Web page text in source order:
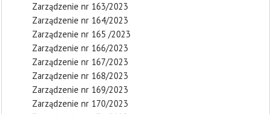
Zarządzenie nr 163/2023
Zarządzenie nr 164/2023
Zarządzenie nr 165 /2023
Zarządzenie nr 166/2023
Zarządzenie nr 167/2023
Zarządzenie nr 168/2023
Zarządzenie nr 169/2023
Zarządzenie nr 170/2023